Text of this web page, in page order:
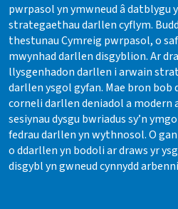
pwrpasol yn ymwneud â datblygu
strategaethau darllen cyflym.
thestunau Cymreig pwrpasol, o
mwynhad darllen disgyblion. Ar
llysgenhadon darllen i arwain
darllen ysgol gyfan. Mae bron bob
corneli darllen deniadol a modern
sesiynau dysgu bwriadus sy’n
fedrau darllen yn wythnosol. O
o ddarllen yn bodoli ar draws yr
disgybl yn gwneud cynnydd